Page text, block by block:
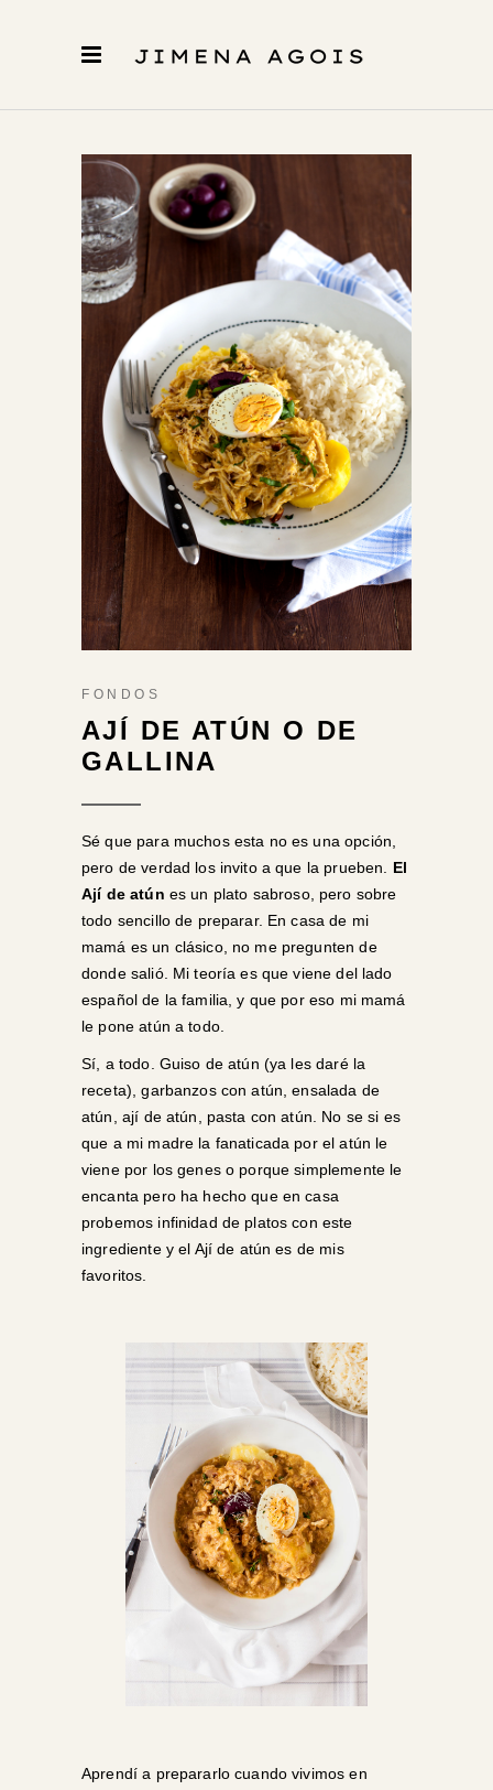
FONDOS
AJÍ DE ATÚN O DE
GALLINA
Sé que para muchos esta no es una opción,
pero de verdad los invito a que la prueben. El
Ají de atún es un plato sabroso, pero sobre
todo sencillo de preparar. En casa de mi
mamá es un clásico, no me pregunten de
donde salió. Mi teoría es que viene del lado
español de la familia, y que por eso mi mamá
le pone atún a todo.
Sí, a todo. Guiso de atún (ya les daré la
receta), garbanzos con atún, ensalada de
atún, ají de atún, pasta con atún. No se si es
que a mi madre la fanaticada por el atún le
viene por los genes o porque simplemente le
encanta pero ha hecho que en casa
probemos infinidad de platos con este
ingrediente y el Ají de atún es de mis
favoritos.
Aprendí a prepararlo cuando vivimos en